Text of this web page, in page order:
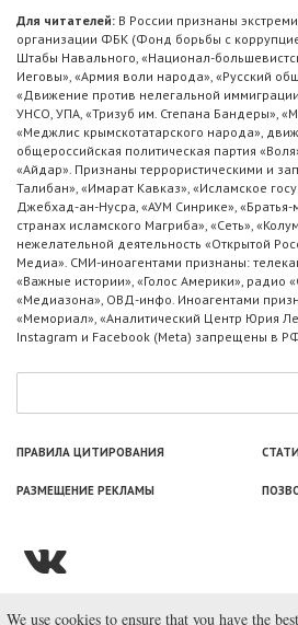
Для читателей: В России признаны
организации ФБК (Фонд борьбы с
Штабы Навального, «Национал-
Иеговы», «Армия воли народа», «Русский
«Движение против нелегальной
УНСО, УПА, «Тризуб им. Степана Бандеры»,
«Меджлис крымскотатарского народа»,
общероссийская политическая партия
«Айдар». Признаны террористическими и
Талибан», «Имарат Кавказ», «Исламское
Джебхад-ан-Нусра, «АУМ Синрике»,
странах исламского Магриба», «Сеть»,
нежелательной деятельность «Открытой
Медиа». СМИ-иноагентами признаны:
«Важные истории», «Голос Америки», радио
«Медиазона», ОВД-инфо. Иноагентами
«Мемориал», «Аналитический Центр Юрия
Instagram и Facebook (Metа) запрещены в РФ
ПРАВИЛА ЦИТИРОВАНИЯ
РАЗМЕЩЕНИЕ РЕКЛАМЫ
© ООО «Лаборатория
We use cookies to ensure that you have the